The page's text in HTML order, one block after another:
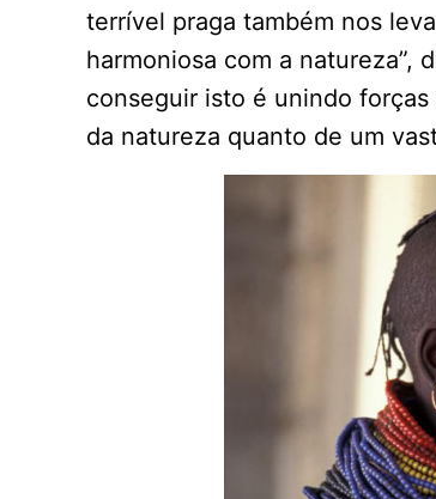
terrível praga também nos
harmoniosa com a natureza”,
conseguir isto é unindo
da natureza quanto de um